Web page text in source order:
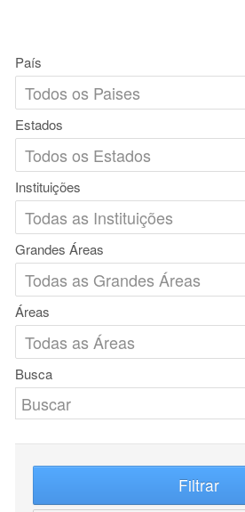
País
Estados
Instituições
Grandes Áreas
Áreas
Busca
Filtrar